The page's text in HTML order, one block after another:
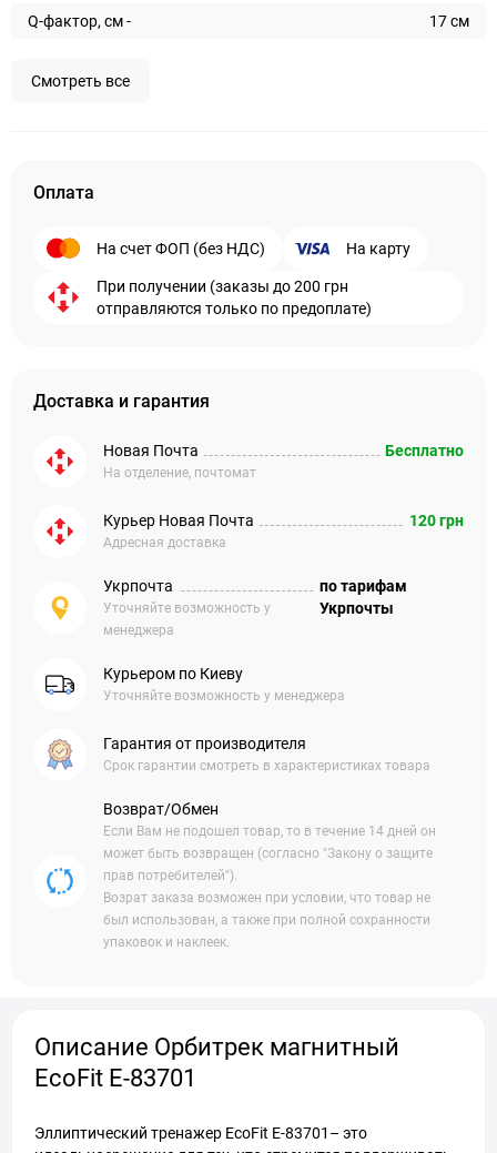
Q-фактор, см -
17 см
Смотреть все
Оплата
На счет ФОП (без НДС) На карту
При получении (заказы до 200 грн
отправляются только по предоплате)
Доставка и гарантия
Новая Почта
На отделение, почтомат
Бесплатно
Курьер Новая Почта
Адресная доставка
120 грн
Укрпочта
Уточняйте возможность у
менеджера
по тарифам
Укрпочты
Курьером по Киеву
Уточняйте возможность у менеджера
Гарантия от производителя
Срок гарантии смотреть в характеристиках товара
Возврат/Обмен
Если Вам не подошел товар, то в течение 14 дней он
может быть возвращен (согласно "Закону о защите
прав потребителей").
Возрат заказа возможен при условии, что товар не
был использован, а также при полной сохранности
упаковок и наклеек.
Описание Орбитрек магнитный
EcoFit E-83701
Эллиптический тренажер EcoFit E-83701– это